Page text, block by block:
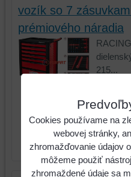
vozík so 7
prémiového náradia
215...
Cookies používame na
webovej stránky,
zhromažďovanie údajov
môžeme použiť
zhromaždené údaje sa